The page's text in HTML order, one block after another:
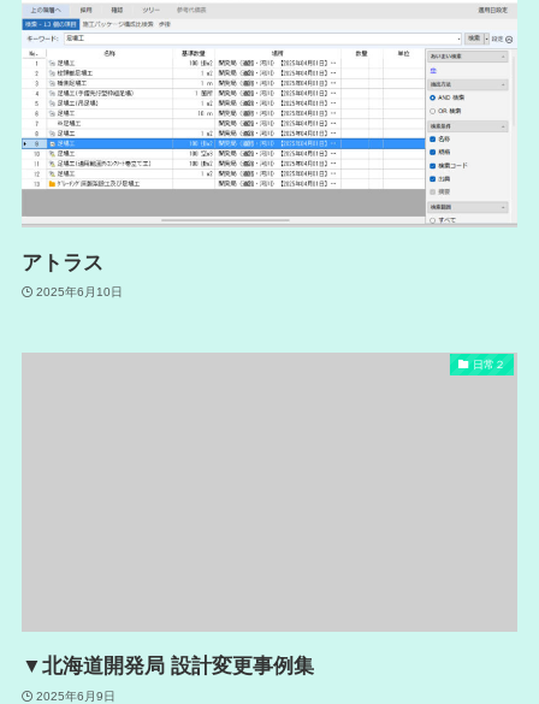
アトラス
2025年6月10日
日常２
▼北海道開発局 設計変更事例集
2025年6月9日